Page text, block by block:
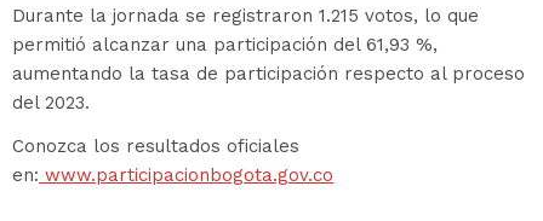
Durante la jornada se registraron 1.215 votos, lo que
permitió alcanzar una participación del 61,93 %,
aumentando la tasa de participación respecto al proceso
del 2023.
Conozca los resultados oficiales
en: www.participacionbogota.gov.co